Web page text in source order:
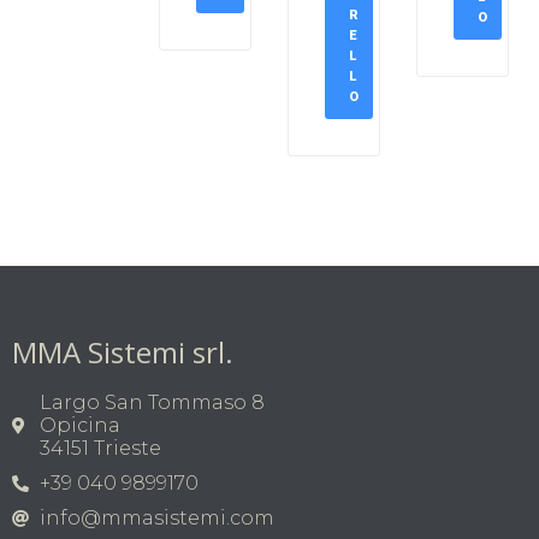
R
E
L
L
O
O
MMA Sistemi srl.
Largo San Tommaso 8
Opicina
34151 Trieste
+39 040 9899170
info@mmasistemi.com